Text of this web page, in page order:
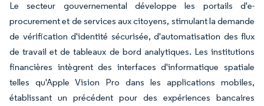
Le secteur gouvernemental développe les portails d'e-
procurement et de services aux citoyens, stimulant la demande
de vérification d'identité sécurisée, d'automatisation des flux
de travail et de tableaux de bord analytiques. Les institutions
financières intègrent des interfaces d'informatique spatiale
telles qu'Apple Vision Pro dans les applications mobiles,
établissant un précédent pour des expériences bancaires